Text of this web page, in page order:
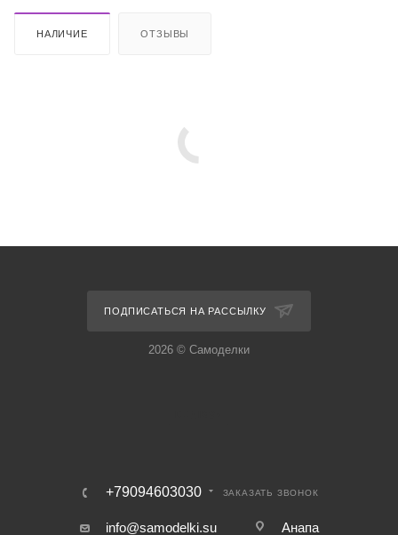
НАЛИЧИЕ ОТЗЫВЫ
ПОДПИСАТЬСЯ НА РАССЫЛКУ
2026 © Самоделки
+79094603030 ЗАКАЗАТЬ ЗВОНОК
info@samodelki.su Анапа